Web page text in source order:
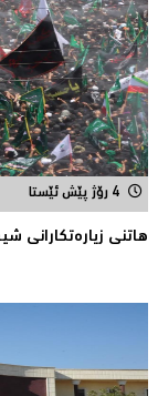
4 رۆژ پێش ئێستا
هاتنی زیارەتكارانی